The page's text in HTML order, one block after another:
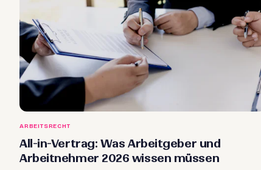
ARBEITSRECHT
All-in-Vertrag: Was Arbeitgeber und
Arbeitnehmer 2026 wissen müssen